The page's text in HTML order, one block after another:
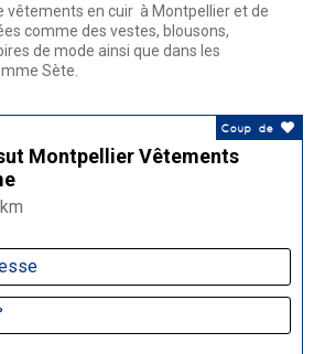
vêtements en cuir à Montpellier et de
comme des vestes, blousons,
de mode ainsi que dans les
Sète.
Coup de
Montpellier Vêtements